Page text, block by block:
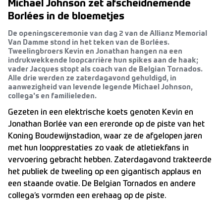
Michael Johnson zet afscheidnemende
Borlées in de bloemetjes
De openingsceremonie van dag 2 van de Allianz Memorial
Van Damme stond in het teken van de Borlées.
Tweelingbroers Kevin en Jonathan hangen na een
indrukwekkende loopcarrière hun spikes aan de haak;
vader Jacques stopt als coach van de Belgian Tornados.
Alle drie werden ze zaterdagavond gehuldigd, in
aanwezigheid van levende legende Michael Johnson,
collega's en familieleden.
Gezeten in een elektrische koets genoten Kevin en
Jonathan Borlée van een ereronde op de piste van het
Koning Boudewijnstadion, waar ze de afgelopen jaren
met hun loopprestaties zo vaak de atletiekfans in
vervoering gebracht hebben. Zaterdagavond trakteerde
het publiek de tweeling op een gigantisch applaus en
een staande ovatie. De Belgian Tornados en andere
collega’s vormden een erehaag op de piste.